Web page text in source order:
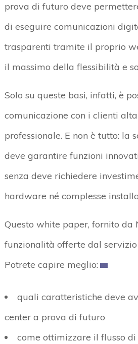
prova di futuro deve
di eseguire comunicazioni
trasparenti tramite il proprio
il massimo della flessibilità e
Solo su queste basi, infatti, è
comunicazione con i clienti
professionale. E non è tutto: la
deve garantire funzioni
senza deve richiedere
hardware né complesse
Questo white paper, fornito da
funzionalità offerte dal
Potrete capire meglio:
quali caratteristiche deve
center a prova di futuro
come ottimizzare il flusso